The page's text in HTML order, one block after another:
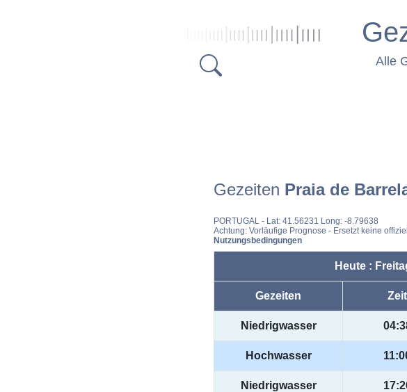
Alle
Gezeiten Praia de
PORTUGAL - Lat: 41.56231 Long: -8.79638
Achtung: Vorläufige Prognose - Ersetzt keine
Nutzungsbedingungen
Heute :
Gezeiten Zeit
Niedrigwasser
Hochwasser
Niedrigwasser